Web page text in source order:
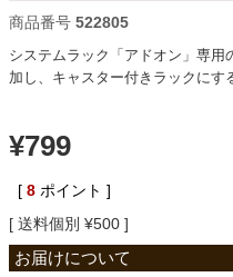
椅子・チェア
ベッド
商品番号 522805
システムラック「アドオン」専用
加し、キャスター付きラックにす
¥799
[ 8 ポイント ]
送料個別 ¥500